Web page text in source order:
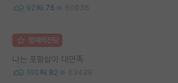
92 76 60936
명예의전당
나는 포항살이 대만족
160 82 63439